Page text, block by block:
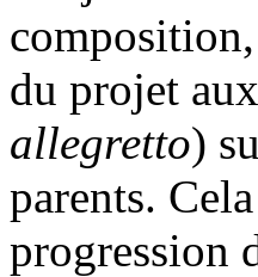
du projet
allegretto)
parents.
progression